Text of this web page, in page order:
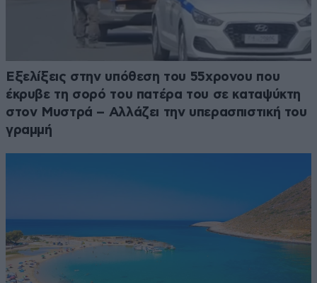
Εξελίξεις στην υπόθεση του 55χρονου που
έκρυβε τη σορό του πατέρα του σε καταψύκτη
στον Μυστρά – Αλλάζει την υπερασπιστική του
γραμμή